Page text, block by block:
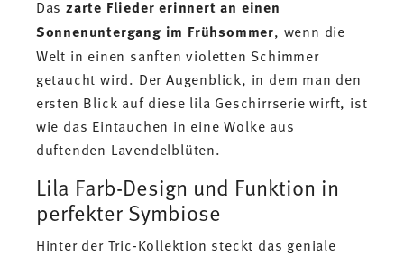
Das zarte Flieder erinnert an einen
Sonnenuntergang im Frühsommer, wenn die
Welt in einen sanften violetten Schimmer
getaucht wird. Der Augenblick, in dem man den
ersten Blick auf diese lila Geschirrserie wirft, ist
wie das Eintauchen in eine Wolke aus
duftenden Lavendelblüten.
Lila Farb-Design und Funktion in
perfekter Symbiose
Hinter der Tric-Kollektion steckt das geniale